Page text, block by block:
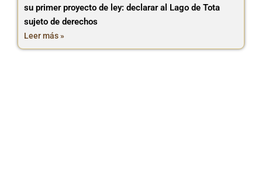
su primer proyecto de ley: declarar al Lago de Tota
sujeto de derechos
Leer más »